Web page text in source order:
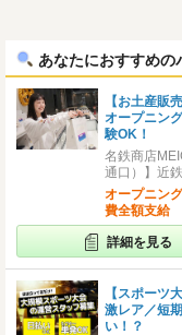
あなたにおすすめの
【お土産販
オープニン
験OK！
名鉄商店
通口）】近
オープニン
費全額支給
詳細を見る
【スポーツ
激レア／短
い！？